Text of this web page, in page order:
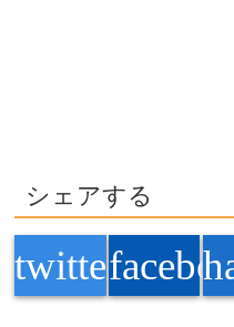
シェアする
twitter